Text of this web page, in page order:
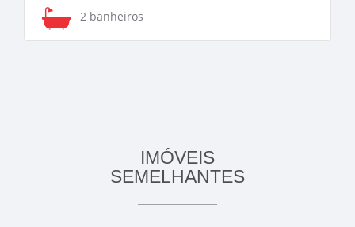
2 banheiros
IMÓVEIS
SEMELHANTES